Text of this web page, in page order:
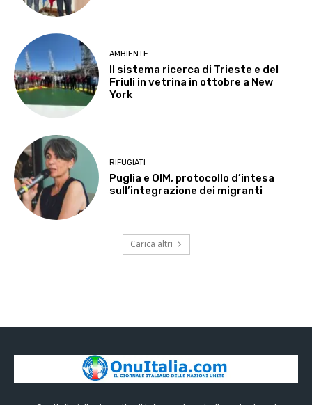
AMBIENTE
Il sistema ricerca di Trieste e del
Friuli in vetrina in ottobre a New
York
RIFUGIATI
Puglia e OIM, protocollo d’intesa
sull’integrazione dei migranti
Carica altri